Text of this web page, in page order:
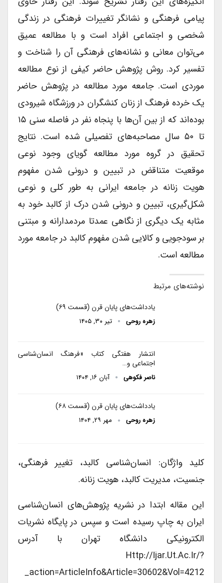
پیامی فرهنگی و نشانگر تغییرات فرهنگی در زندگی
شخصی و اجتماعی افراد است و با مطالعه عمیق
می‌توان معانی و نشانه‌های فرهنگی آن را شناخت و
تفسیر کرد. روش پژوهش حاضر کیفی از نوع مطالعه
موردی است. جامعه مورد مطالعه در پژوهش حاضر
یک خرده فرهنگ از زنان کنشگران در ورزشگاه شیرودی
بوده‌اند که از بین آن‌ها با پنجاه نفر در فاصله سنی ۱۵
تا ۵۰ سال مصاحبه‌های تفصیلی شده است. نتایج
تحقیق در گروه مورد مطالعه گویای وجود نوعی
موقعیت متناقض در تبیین و درونی شدن مفهوم
هویت زنانه در جامعه ایرانی به طور کلی و نوعی
شکل‌گیری، تبیین و درونی شدن درک از کالبد خود به
مثابه یک دیگری از نگاهی عمدتا مردمدارانه و مبتنی
بر سودجویی و کالایی شدن مفهوم کالبد در جامعه مورد
مطالعه است.
نوشته‌های مرتبط
یادداشت‌های پایان قرن (قسمت ۶۹)
زهره روحی تیر ۳۰, ۱۴۰۵
انتشار هفتگی کتاب «فرهنگ انسان‌شناسی
اجتماعی و…
ناصر فکوهی آبان ۱۶, ۱۴۰۴
یادداشت‌های پایان قرن (قسمت ۶۸)
زهره روحی مهر ۲۹, ۱۴۰۴
کلید واژگان: انسان‌شناسی کالبد، تغییر فرهنگی،
جنسیت، مدیریت کالبد، هویت زنانه.
این مقاله ابتدا در نشریه پژوهش‌های انسان‌شناسی
ایران به چاپ رسیده است و سپس در پایگاه نشریات
الکترونیکی دانشگاه تهران با آدرس
Http://ijar.ut.ac.ir/?
_action=articleInfo&article=30602&vol=4212